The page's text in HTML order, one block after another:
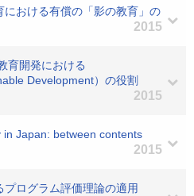
おける有償の「影の教育」の
2015
育開発における
Development）の役割
2015
Japan: between contents
2015
ログラム評価理論の適用